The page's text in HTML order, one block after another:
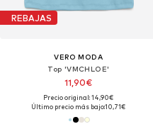
REBAJAS
VERO MODA
Top 'VMCHLOE'
11,90€
Precio original: 14,90€
Último precio más bajo:10,71€